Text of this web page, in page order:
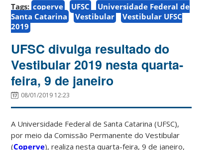
Tags: coperve UFSC
Universidade Federal de
Santa Catarina
Vestibular
Vestibular UFSC
2019
UFSC divulga resultado do
Vestibular 2019 nesta quarta-
feira, 9 de janeiro
08/01/2019 12:23
A Universidade Federal de Santa Catarina (UFSC),
por meio da Comissão Permanente do Vestibular
(Coperve), realiza nesta quarta-feira, 9 de janeiro,